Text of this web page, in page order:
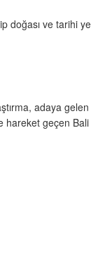
ve tarihi
adaya
geçen